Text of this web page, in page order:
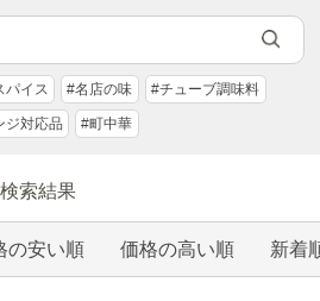
パイス #名店の味 #チューブ調味料
ジ対応品 #町中華
索結果
の安い順 価格の高い順 新着